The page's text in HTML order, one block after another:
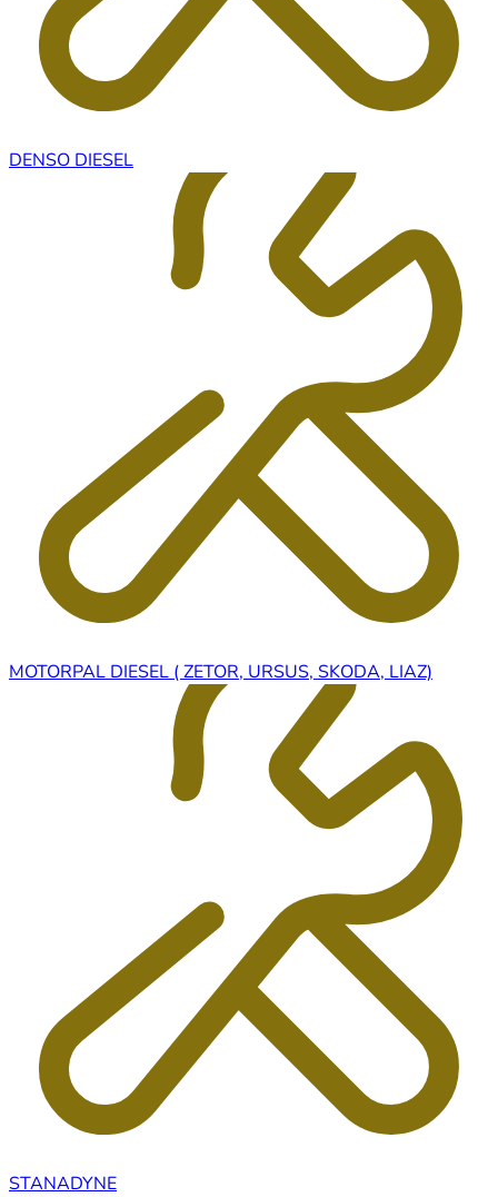
DENSO DIESEL
MOTORPAL DIESEL ( ZETOR, URSUS, SKODA, LIAZ)
STANADYNE